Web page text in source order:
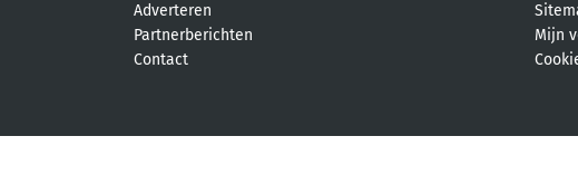
Adverteren
Partnerberichten
Contact
Mijn